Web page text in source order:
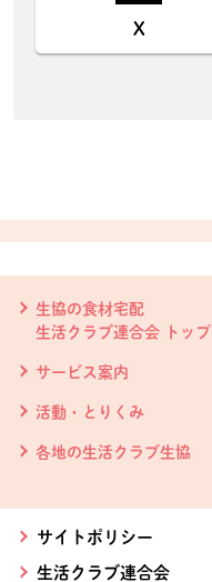
X
生協の食材宅配
生活クラブ連合会 トップ
サービス案内
活動・とりくみ
各地の生活クラブ生協
サイトポリシー
生活クラブ連合会